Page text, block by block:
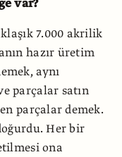
var?
7.000 akrilik
hazır üretim
aynı
parçalar satın
parçalar demek.
Her bir
ona